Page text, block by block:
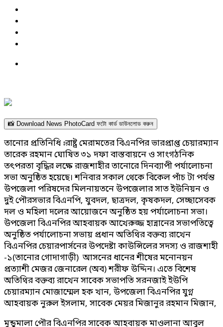
📸 Download News PhotoCard ফটো কার্ড ডাউনলোড করুন
তানোর প্রতিনিধি ঃরাষ্ট্র মেরামতের বিএনপির ভারপ্রাপ্ত চেয়ারম্যান
তারেক রহমান ঘোষিত ৩১ দফা বাস্তবায়নে ও সাংগঠনিক
তৎপরতা বৃদ্ধির লক্ষে রাজশাহীর তানোরে দিনব্যাপী পর্যালোচনা
সভা অনুষ্ঠিত হয়েছে। শনিবার সকাল থেকে বিকেল পাঁচ টা পর্যন্ত
উপজেলা পরিষদের মিলনায়তনে উপজেলার সাত ইউনিয়ন ও
দুই পৌরসভার বিএনপি, যুবদল, ছাত্রদল, কৃষকদল, সেচ্ছাসেবক
দল ও মহিলা দলের আয়োজনে অনুষ্ঠিত হয় পর্যালোচনা সভা।
উপজেলা বিএনপির আহবায়ক আখেরুজ্জ হান্নানের সভাপতিত্বে
অনুষ্ঠিত পর্যালোচনা সভায় প্রধান অতিথির বক্তব্য রাখেন
বিএনপির চেয়ারপার্সনের উপদেষ্টা কাউন্সিলের সদস্য ও রাজশাহী
-১(তানোর গোদাগাড়ী) আসনের ধানের শীষের মনোনয়ন
প্রত্যাশী মেজর জেনারেল (অব) শরীফ উদ্দিন। এতে বিশেষ
অতিথির বক্তব্য রাখেন সাবেক সভাপতি সরনজাই ইউপি
চেয়ারম্যান মোজাম্মেল হক খান, উপজেলা বিএনপির যুগ্ন
আহবায়ক নুরুল ইসলাম, সাবেক মেয়র মিজানুর রহমান মিজান,
মুন্ডুুমালা পৌর বিএনপির সাবেক আহবায়ক মাওলানা আবুল